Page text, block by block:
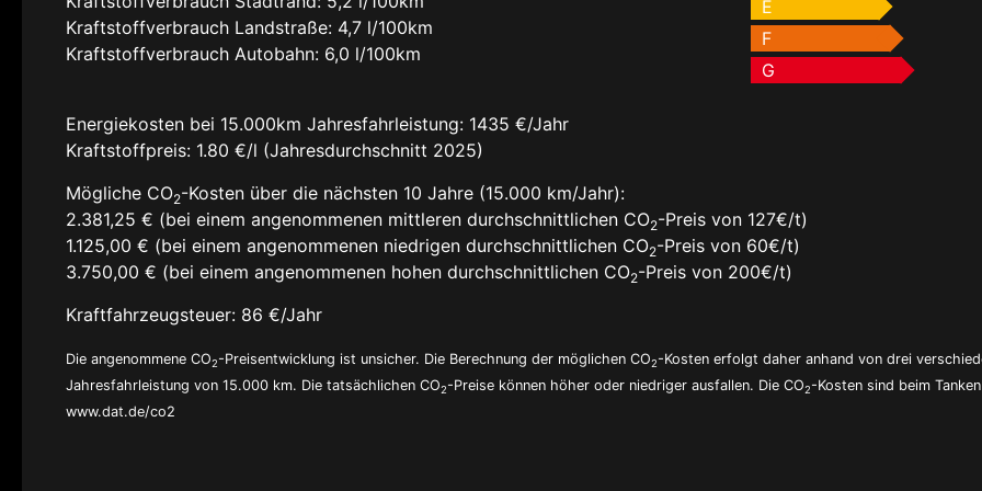
Kraftstoffverbrauch Landstraße: 4,7 l/100km
Kraftstoffverbrauch Autobahn: 6,0 l/100km
E
F
G
Energiekosten bei 15.000km Jahresfahrleistung: 1435 €/Jahr
Kraftstoffpreis: 1.80 €/l (Jahresdurchschnitt 2025)
Mögliche CO2-Kosten über die nächsten 10 Jahre (15.000 km/Jahr):
2.381,25 € (bei einem angenommenen mittleren durchschnittlichen CO2-Preis von 127€/t)
1.125,00 € (bei einem angenommenen niedrigen durchschnittlichen CO2-Preis von 60€/t)
3.750,00 € (bei einem angenommenen hohen durchschnittlichen CO2-Preis von 200€/t)
Kraftfahrzeugsteuer: 86 €/Jahr
Die angenommene CO2-Preisentwicklung ist unsicher. Die Berechnung der möglichen CO2-Kosten erfolgt daher anhand von drei
Jahresfahrleistung von 15.000 km. Die tatsächlichen CO2-Preise können höher oder niedriger ausfallen. Die CO2-Kosten sind beim
www.dat.de/co2